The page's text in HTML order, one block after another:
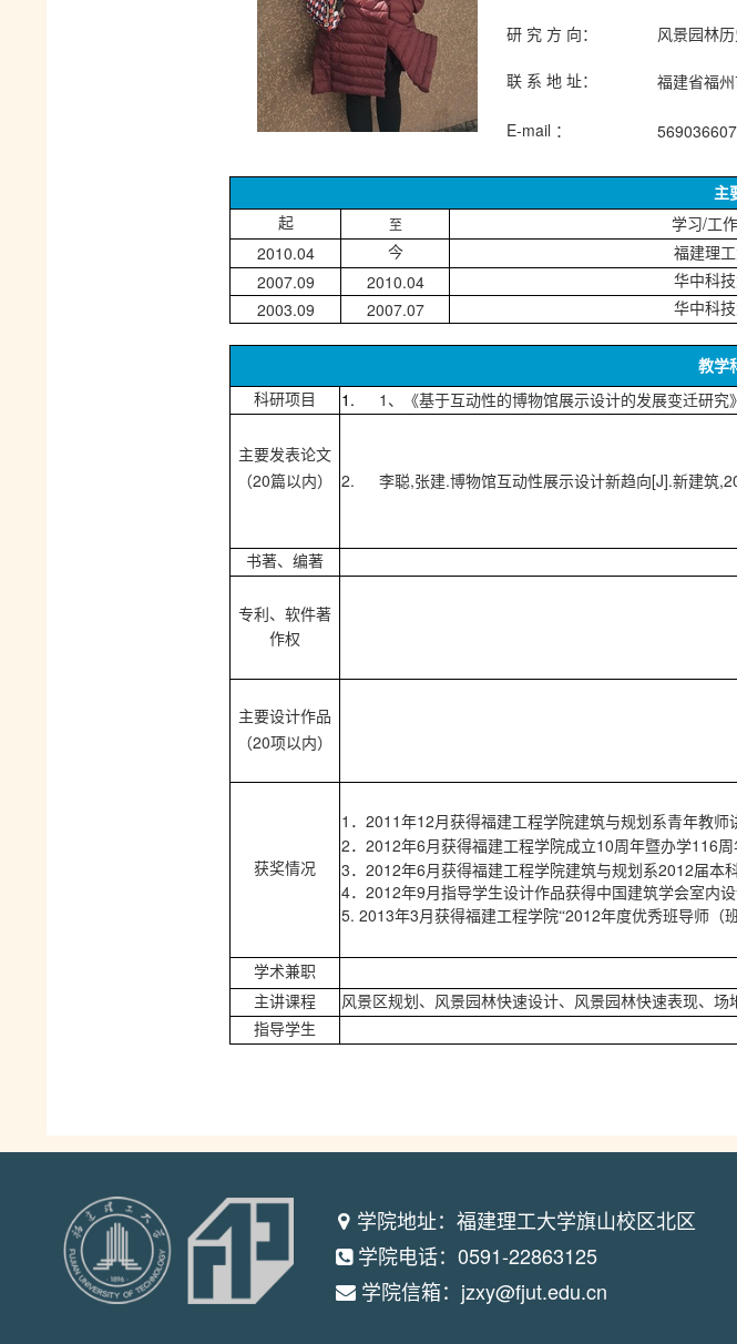
研 究 方 向： 风景园林
联 系 地 址： 福建省福
E-mail ：
主
起
至 学习/工
2010.04 今 福建理
2007.09 2010.04 华中科
2003.09 2007.07 华中科
教学
科研项目
1. 1 、《基于互动性的博物馆展示设计的发展变迁研究
主要发表论文
（20篇以内） 2. 李聪,张建.博物馆互动性展示设计新趋向[J].新建筑
书著、编著
专利、软件著
作权
主要设计作品
（20项以内）
获奖情况
1 ． 2011 年12月获得福建工程学院建筑与规划系青年教师
2 ． 2012年6月获得福建工程学院成立10周年暨办学116周
3 ． 2012年6月获得福建工程学院建筑与规划系2012届本
4． 2012年9月指导学生设计作品获得中国建筑学会室内
5. 2013年3月获得福建工程学院“2012年度优秀班导师（
学术兼职
主讲课程
风景区规划、风景园林快速设计、风景园林快速表现、场
指导学生
学院地址：福建理工大学旗山校区北区
学院电话：0591-22863125
学院信箱：jzxy@fjut.edu.cn